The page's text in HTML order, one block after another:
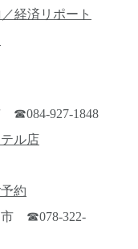
経済リポート
☎084-927-1848
ル店
約
☎078-322-